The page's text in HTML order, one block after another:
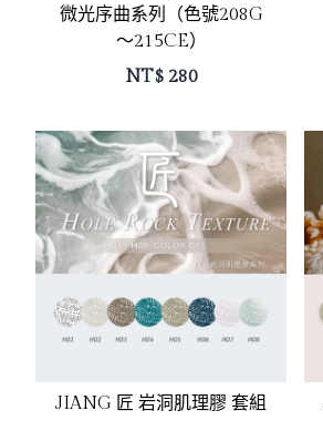
微光序曲系列（色號208G
～215CE）
NT$280
JIANG 匠 岩洞肌理膠 套組